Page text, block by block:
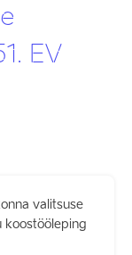
EV
valitsuse
koostööleping